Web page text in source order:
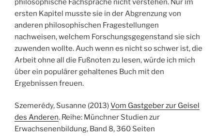
philosophische Fachsprache nicht verstehen. Nur im
ersten Kapitel musste sie in der Abgrenzung von
anderen philosophischen Fragestellungen
nachweisen, welchem Forschungsgegenstand sie sich
zuwenden wollte. Auch wenn es nicht so schwer ist, die
Arbeit ohne all die Fußnoten zu lesen, würde ich mich
über ein populärer gehaltenes Buch mit den
Ergebnissen freuen.
Szemerédy, Susanne (2013)Vom Gastgeber zur Geisel
des Anderen. Reihe: Münchner Studien zur
Erwachsenenbildung, Band 8, 360 Seiten